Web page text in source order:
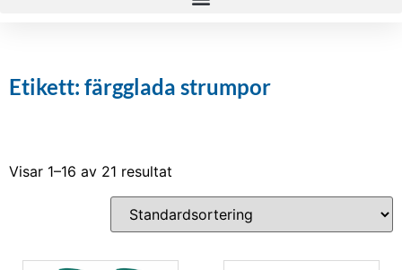
Etikett: färgglada strumpor
Visar 1–16 av 21 resultat